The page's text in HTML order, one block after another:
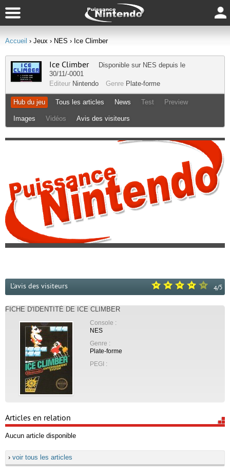
Accueil › Jeux › NES › Ice Climber
Ice Climber Disponible sur NES depuis le
30/11/-0001
Editeur Nintendo Genre Plate-forme
Hub du jeu Tous les articles News Test Preview
Images Vidéos Avis des visiteurs
4/5
L'avis des visiteurs
FICHE D'IDENTITÉ DE ICE CLIMBER
Console :
NES
Genre :
Plate-forme
PEGI :
Articles en relation
Aucun article disponible
› voir tous les articles